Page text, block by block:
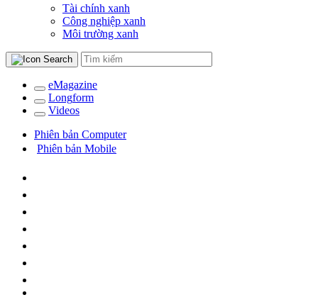
Tài chính xanh
Công nghiệp xanh
Môi trường xanh
eMagazine
Longform
Videos
Phiên bản Computer
Phiên bản Mobile